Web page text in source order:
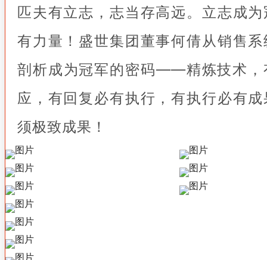
匹夫有立志，志当存高远。立志成
有力量！盛世集团董事何倩从销售
剖析成为冠军的密码——精炼技术，
应，有回复必有执行，有执行必有
须极致成果！